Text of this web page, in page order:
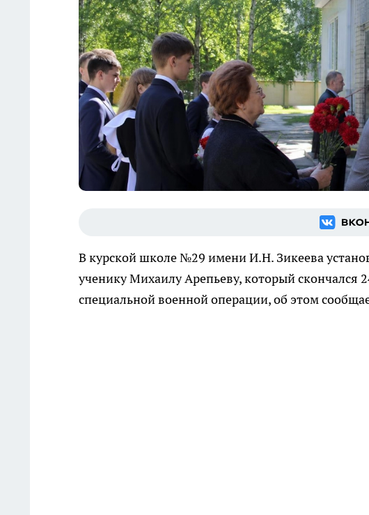
В курской школе №29 имени И.Н. Зикеева
ученику Михаилу Арепьеву, который скончался
специальной военной операции, об этом